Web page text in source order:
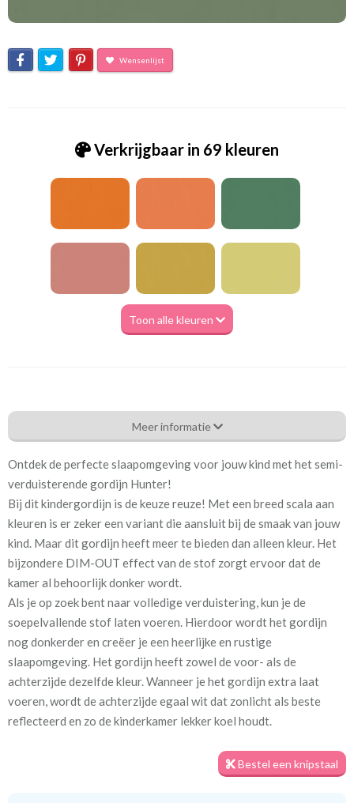
Wensenlijst
Verkrijgbaar in 69 kleuren
Toon alle kleuren
Va_Hunter 1037 Moss
Eigenschappen gordijnstof
Artikelnummer Va_Hunter 1037 Moss
Stofbreedte: 140 cm
Meestal eerder, maar houd
rekening met
circa 2-3 weken
Materiaal: 100% polyester
Voor een optimale verduistering geven we je graag een tip. Meet
ontstaan. Daarnaast zorgt het plaatsen van een rail aan het
plafond en het gordijn tot aan de vloer voor de minste
Meer informatie
Ontdek de perfecte slaapomgeving voor jouw kind met het semi-
verduisterende gordijn Hunter!
Bij dit kindergordijn is de keuze reuze! Met een breed scala aan
kleuren is er zeker een variant die aansluit bij de smaak van jouw
kind. Maar dit gordijn heeft meer te bieden dan alleen kleur. Het
bijzondere DIM-OUT effect van de stof zorgt ervoor dat de
kamer al behoorlijk donker wordt.
Als je op zoek bent naar volledige verduistering, kun je de
soepelvallende stof laten voeren. Hierdoor wordt het gordijn
nog donkerder en creëer je een heerlijke en rustige
slaapomgeving. Het gordijn heeft zowel de voor- als de
achterzijde dezelfde kleur. Wanneer je het gordijn extra laat
voeren, wordt de achterzijde egaal wit dat zonlicht als beste
reflecteerd en zo de kinderkamer lekker koel houdt.
Bestel een knipstaal